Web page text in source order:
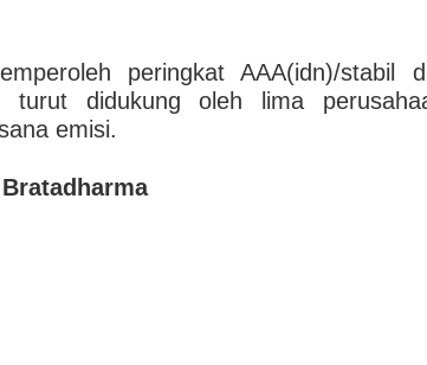
peringkat AAA(idn)/stabil
turut didukung oleh lima
emisi.